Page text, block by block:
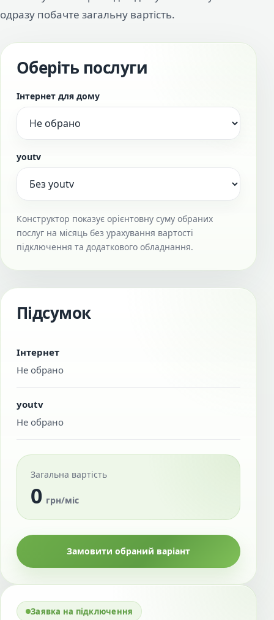
одразу побачте загальну вартість.
Оберіть послуги
Інтернет для дому
youtv
Конструктор показує орієнтовну суму обраних
послуг на місяць без урахування вартості
підключення та додаткового обладнання.
Підсумок
Інтернет
Не обрано
youtv
Не обрано
Загальна вартість
0 грн/міс
Замовити обраний варіант
Заявка на підключення